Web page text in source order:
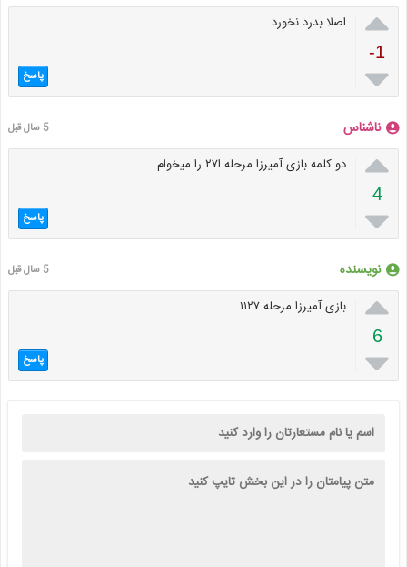

-1

اصلا بدرد نخورد
پاسخ
ناشناس 5 سال قبل

4

دو کلمه بازی آمیرزا مرحله ا۲۷ را میخوام
پاسخ
نویسنده 5 سال قبل

6

بازی آمیرزا مرحله ۱۱۲۷
پاسخ